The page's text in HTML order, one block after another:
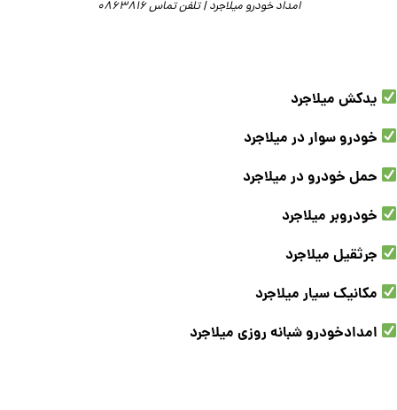
امداد خودرو میلاجرد | تلفن تماس 0863816
یدکش میلاجرد
خودرو سوار در میلاجرد
حمل خودرو در میلاجرد
خودروبر میلاجرد
جرثقیل میلاجرد
مکانیک سیار میلاجرد
امدادخودرو شبانه روزی میلاجرد